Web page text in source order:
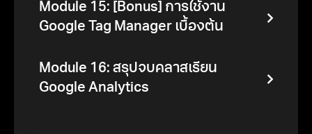
Module 15: [Bonus] การใช้งาน
Google Tag Manager เบื้องต้น
Module 16: สรุปจบคลาสเรียน
Google Analytics